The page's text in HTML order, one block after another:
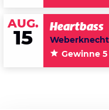
AUG.
15
Heartbass
Weberknecht
Gewinne